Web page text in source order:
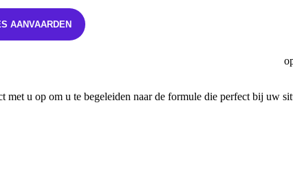
opteert voor een
, wij hebben de juiste
met u op om u te begeleiden naar de formule die perfect bij uw
AANVAARDEN